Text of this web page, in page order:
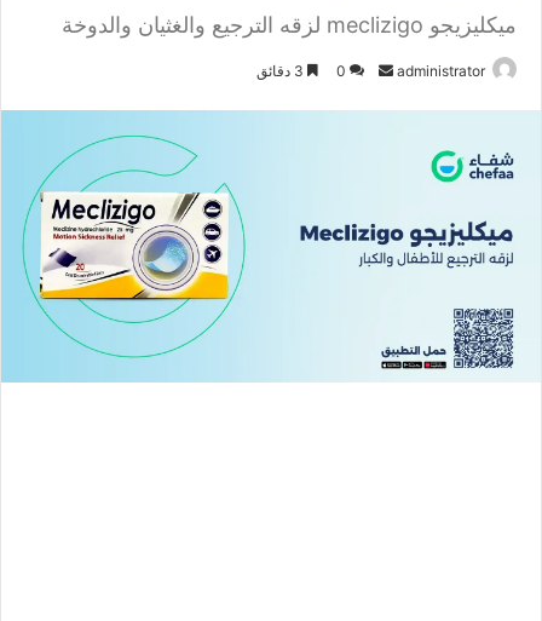
ميكليزيجو meclizigo لزقه الترجيع والغثيان والدوخة
administrator
أرسل 0